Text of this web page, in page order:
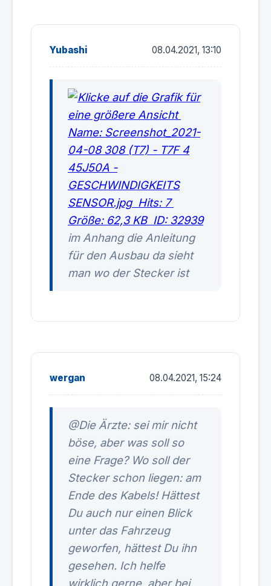
Yubashi 08.04.2021, 13:10
im Anhang die Anleitung
für den Ausbau da sieht
man wo der Stecker ist
wergan 08.04.2021, 15:24
@Die Ärzte: sei mir nicht
böse, aber was soll so
eine Frage? Wo soll der
Stecker schon liegen: am
Ende des Kabels! Hättest
Du auch nur einen Blick
unter das Fahrzeug
geworfen, hättest Du ihn
gesehen. Ich helfe
wirklich gerne, aber bei